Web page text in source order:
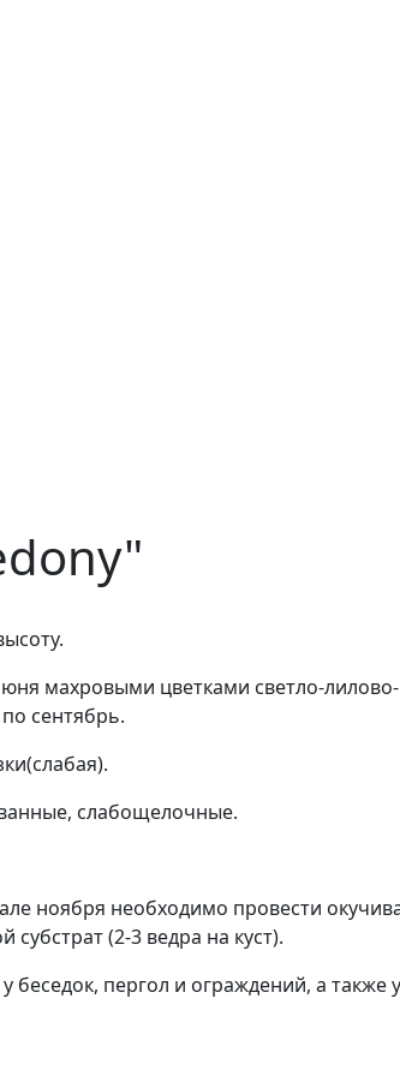
махровыми цветками светло-
сентябрь.
слабощелочные.
ноября необходимо провести
(2-3 ведра на куст).
беседок, пергол и ограждений, а